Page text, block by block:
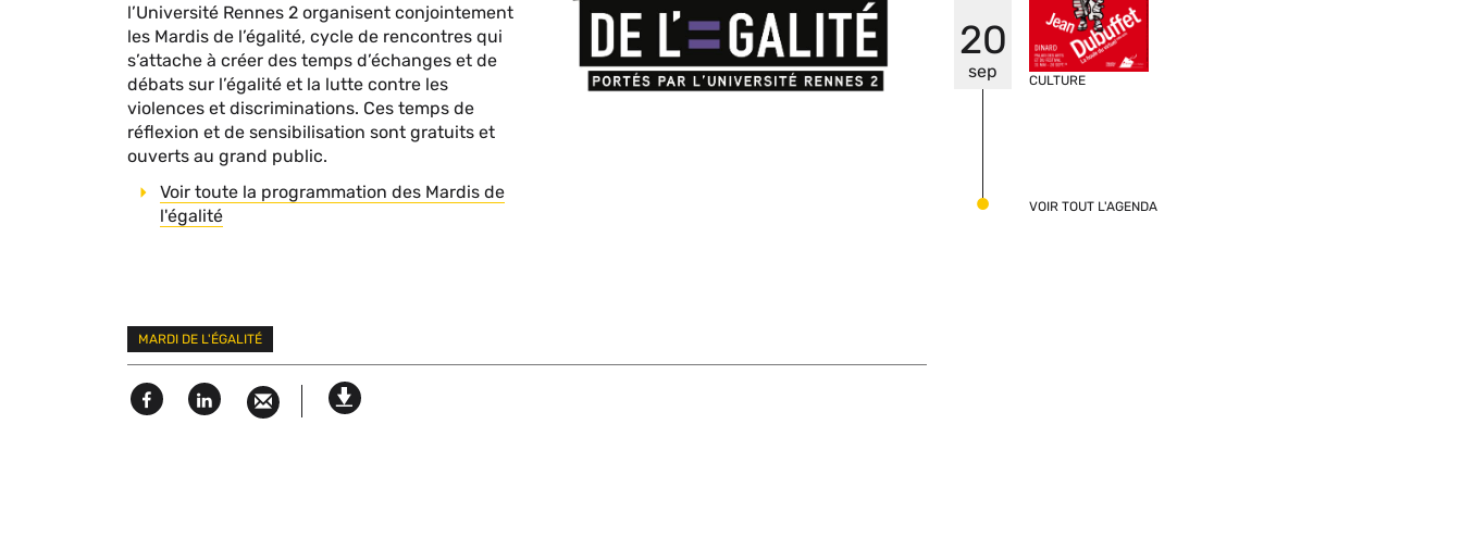
l’Université Rennes 2 organisent conjointement
les Mardis de l’égalité, cycle de rencontres qui
s’attache à créer des temps d’échanges et de
débats sur l’égalité et la lutte contre les
violences et discriminations. Ces temps de
réflexion et de sensibilisation sont gratuits et
ouverts au grand public.
Voir toute la programmation des Mardis de
l'égalité
Mots
clés
MARDI DE L'ÉGALITÉ
FacebookLinked
20
sep CULTURE
VOIR TOUT L'AGENDA